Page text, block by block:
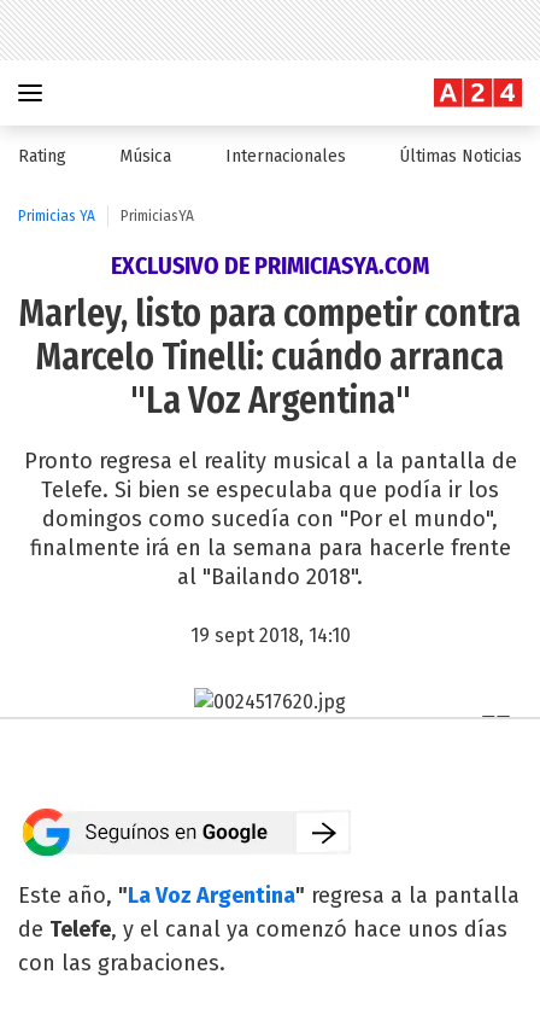
Rating Música Internacionales Últimas Noticias
Primicias YA PrimiciasYA
EXCLUSIVO DE PRIMICIASYA.COM
Marley, listo para competir contra
Marcelo Tinelli: cuándo arranca
"La Voz Argentina"
Pronto regresa el reality musical a la pantalla de
Telefe. Si bien se especulaba que podía ir los
domingos como sucedía con "Por el mundo",
finalmente irá en la semana para hacerle frente
al "Bailando 2018".
19 sept 2018, 14:10
Este año, "La Voz Argentina" regresa a la pantalla
de Telefe, y el canal ya comenzó hace unos días
con las grabaciones.